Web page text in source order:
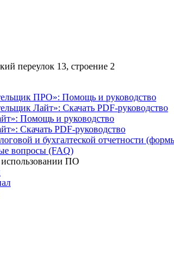
переулок 13, строение 2
ПРО»: Помощь и руководство
Лайт»: Скачать PDF-руководство
Помощь и руководство
Скачать PDF-руководство
и бухгалтеской отчетности
вопросы (FAQ)
ПО